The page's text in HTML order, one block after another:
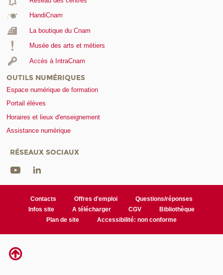
HandiCnam
La boutique du Cnam
Musée des arts et métiers
Accès à IntraCnam
OUTILS NUMÉRIQUES
Espace numérique de formation
Portail élèves
Horaires et lieux d'enseignement
Assistance numérique
RÉSEAUX SOCIAUX
Contacts Offres d'emploi
Questions/réponses
Infos site
A télécharger CGV
Bibliothèque
Plan de site
Accessibilité: non conforme